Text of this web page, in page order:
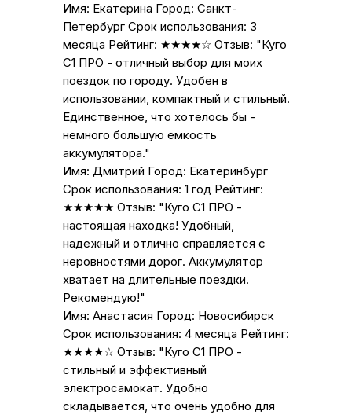
Имя: Екатерина Город: Санкт-
Петербург Срок использования: 3
месяца Рейтинг: ★★★★☆ Отзыв: "Куго
С1 ПРО - отличный выбор для моих
поездок по городу. Удобен в
использовании, компактный и стильный.
Единственное, что хотелось бы -
немного большую емкость
аккумулятора."
Имя: Дмитрий Город: Екатеринбург
Срок использования: 1 год Рейтинг:
★★★★★ Отзыв: "Куго С1 ПРО -
настоящая находка! Удобный,
надежный и отлично справляется с
неровностями дорог. Аккумулятор
хватает на длительные поездки.
Рекомендую!"
Имя: Анастасия Город: Новосибирск
Срок использования: 4 месяца Рейтинг:
★★★★☆ Отзыв: "Куго С1 ПРО -
стильный и эффективный
электросамокат. Удобно
складывается, что очень удобно для